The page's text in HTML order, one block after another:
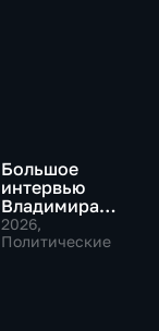
Большое
интервью
Владимира
Соловьева
Роджеру
2026,
Политические